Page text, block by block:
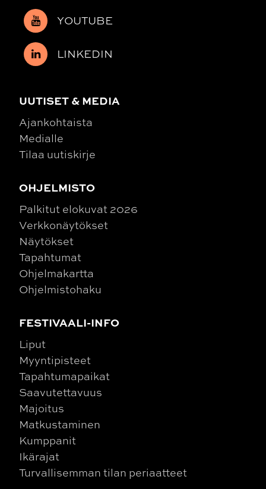
YOUTUBE
LINKEDIN
UUTISET & MEDIA
Ajankohtaista
Medialle
Tilaa uutiskirje
OHJELMISTO
Palkitut elokuvat 2026
Verkkonäytökset
Näytökset
Tapahtumat
Ohjelmakartta
Ohjelmistohaku
FESTIVAALI-INFO
Liput
Myyntipisteet
Tapahtumapaikat
Saavutettavuus
Majoitus
Matkustaminen
Kumppanit
Ikärajat
Turvallisemman tilan periaatteet